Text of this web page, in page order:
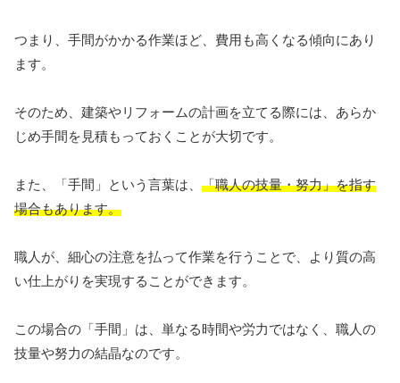
つまり、手間がかかる作業ほど、費用も高くなる傾向にあり
ます。
そのため、建築やリフォームの計画を立てる際には、あらか
じめ手間を見積もっておくことが大切です。
また、「手間」という言葉は、 「職人の技量・努力」を指す
場合もあります。
職人が、細心の注意を払って作業を行うことで、より質の高
い仕上がりを実現することができます。
この場合の「手間」は、単なる時間や労力ではなく、職人の
技量や努力の結晶なのです。